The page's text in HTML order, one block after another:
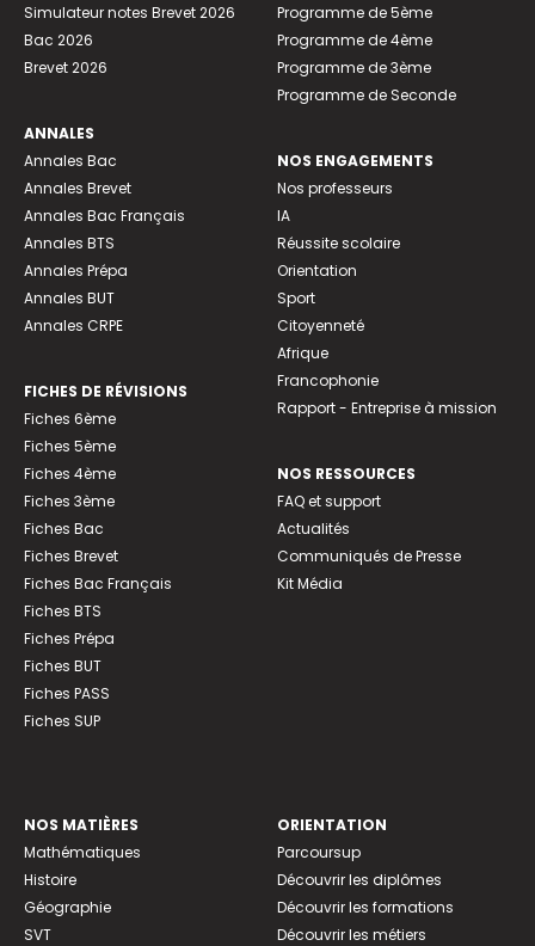
Simulateur notes Brevet 2026
Bac 2026
Brevet 2026
ANNALES
Annales Bac
Annales Brevet
Annales Bac Français
Annales BTS
Annales Prépa
Annales BUT
Annales CRPE
FICHES DE RÉVISIONS
Fiches 6ème
Fiches 5ème
Fiches 4ème
Fiches 3ème
Fiches Bac
Fiches Brevet
Fiches Bac Français
Fiches BTS
Fiches Prépa
Fiches BUT
Fiches PASS
Fiches SUP
Programme de 5ème
Programme de 4ème
Programme de 3ème
Programme de Seconde
NOS ENGAGEMENTS
Nos professeurs
IA
Réussite scolaire
Orientation
Sport
Citoyenneté
Afrique
Francophonie
Rapport - Entreprise à mission
NOS RESSOURCES
FAQ et support
Actualités
Communiqués de Presse
Kit Média
NOS MATIÈRES
Mathématiques
Histoire
Géographie
SVT
ORIENTATION
Parcoursup
Découvrir les diplômes
Découvrir les formations
Découvrir les métiers